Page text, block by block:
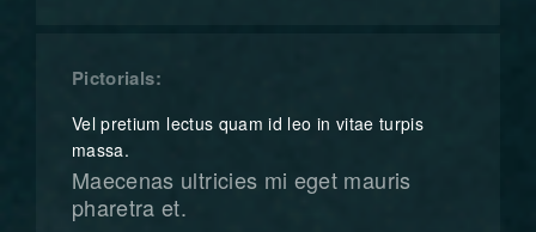
Pictorials
Vel pretium lectus quam id leo in vitae turpis
massa.
Maecenas ultricies mi eget mauris
pharetra et.